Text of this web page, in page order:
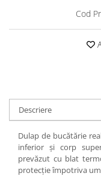
Cod
Descriere
Dulap de bucătărie
inferior și corp
prevăzut cu blat
protecție împotriva